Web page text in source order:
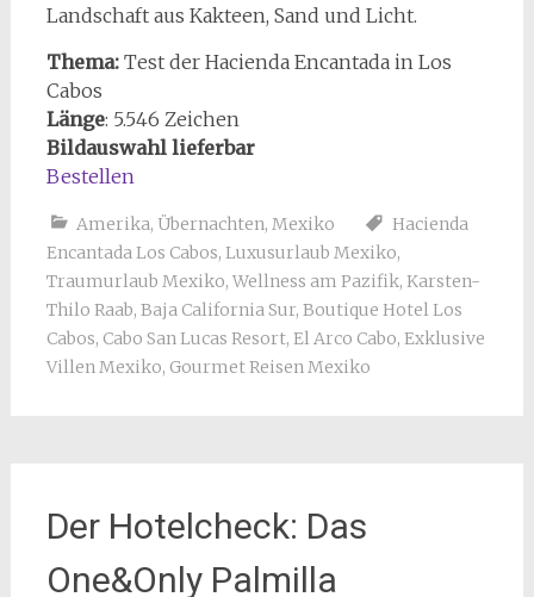
Landschaft aus Kakteen, Sand und Licht.
Thema: Test der Hacienda Encantada in Los
Cabos
Länge: 5.546 Zeichen
Bildauswahl lieferbar
Bestellen
Amerika, Übernachten, Mexiko
Hacienda
Encantada Los Cabos, Luxusurlaub Mexiko,
Traumurlaub Mexiko, Wellness am Pazifik, Karsten-
Thilo Raab, Baja California Sur, Boutique Hotel Los
Cabos, Cabo San Lucas Resort, El Arco Cabo, Exklusive
Villen Mexiko, Gourmet Reisen Mexiko
Der Hotelcheck: Das
One&Only Palmilla